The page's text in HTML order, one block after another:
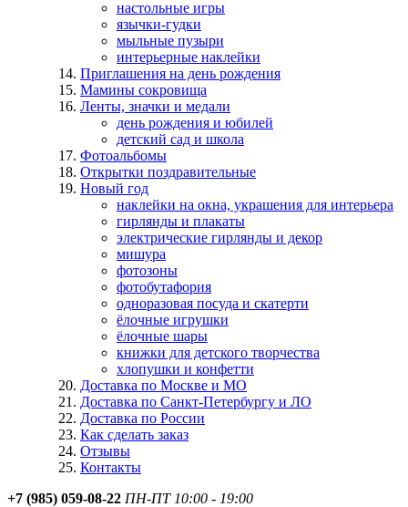
настольные игры
язычки-гудки
мыльные пузыри
интерьерные наклейки
Приглашения на день рождения
Мамины сокровища
Ленты, значки и медали
день рождения и юбилей
детский сад и школа
Фотоальбомы
Открытки поздравительные
Новый год
наклейки на окна, украшения для интерьера
гирлянды и плакаты
электрические гирлянды и декор
мишура
фотозоны
фотобутафория
одноразовая посуда и скатерти
ёлочные игрушки
ёлочные шары
книжки для детского творчества
хлопушки и конфетти
Доставка по Москве и МО
Доставка по Санкт-Петербургу и ЛО
Доставка по России
Как сделать заказ
Отзывы
Контакты
+7 (985) 059-08-22 ПН-ПТ 10:00 - 19:00